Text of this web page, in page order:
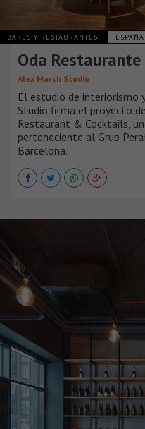
BARES Y RESTAURANTES ESPAÑA
Oda Restaurante
Alex March Studio
El estudio de interiorismo
Studio firma el proyecto
Restaurant & Cocktails,
perteneciente al Grup
Barcelona.